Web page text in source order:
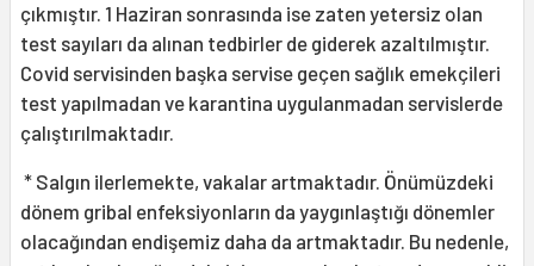
çıkmıştır. 1 Haziran sonrasında ise zaten yetersiz olan
test sayıları da alınan tedbirler de giderek azaltılmıştır.
Covid servisinden başka servise geçen sağlık emekçileri
test yapılmadan ve karantina uygulanmadan servislerde
çalıştırılmaktadır.
* Salgın ilerlemekte, vakalar artmaktadır. Önümüzdeki
dönem gribal enfeksiyonların da yaygınlaştığı dönemler
olacağından endişemiz daha da artmaktadır. Bu nedenle,